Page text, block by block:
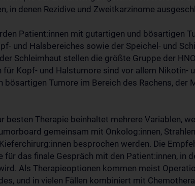
in denen Rezidive und Zweitkarzinome
Patient:innen mit gutartigen und bösartigen
und Halsbereiches sowie der Speichel- und
Schleimhaut stellen die größte Gruppe der
Kopf- und Halstumore sind vor allem Nikotin-
bösartigen Tumore im Bereich des Rachens, der
besten Therapie beinhaltet mehrere Variablen,
gemeinsam mit Onkolog:innen,
besprochen werden. Die
für das finale Gespräch mit den Patient:innen, in
Als Therapieoptionen kommen meist
und in vielen Fällen kombiniert mit